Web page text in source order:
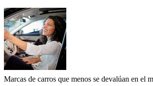
Marcas de carros que menos se devalúan en el